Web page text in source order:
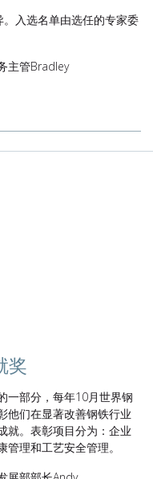
。入选名单由选任的专家委
主管Bradley
奖
一部分，每年10月世界钢
他们在显著改善钢铁行业
就。表彰项目分为：企业
理和工艺安全管理。